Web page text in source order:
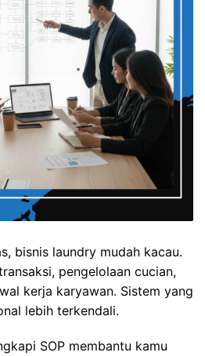
bisnis laundry mudah kacau.
pengelolaan cucian,
kerja karyawan. Sistem yang
lebih terkendali.
SOP membantu kamu